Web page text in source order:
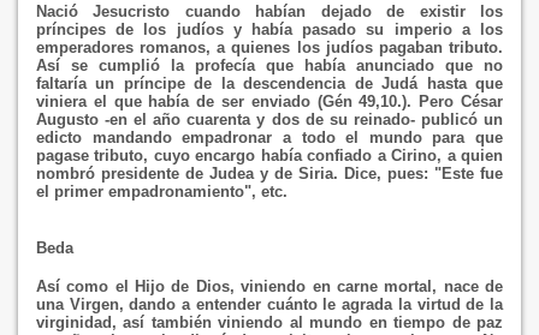
Nació Jesucristo cuando habían dejado de existir los
príncipes de los judíos y había pasado su imperio a los
emperadores romanos, a quienes los judíos pagaban tributo.
Así se cumplió la profecía que había anunciado que no
faltaría un príncipe de la descendencia de Judá hasta que
viniera el que había de ser enviado (Gén 49,10.). Pero César
Augusto -en el año cuarenta y dos de su reinado- publicó un
edicto mandando empadronar a todo el mundo para que
pagase tributo, cuyo encargo había confiado a Cirino, a quien
nombró presidente de Judea y de Siria. Dice, pues: "Este fue
el primer empadronamiento", etc.
Beda
Así como el Hijo de Dios, viniendo en carne mortal, nace de
una Virgen, dando a entender cuánto le agrada la virtud de la
virginidad, así también viniendo al mundo en tiempo de paz